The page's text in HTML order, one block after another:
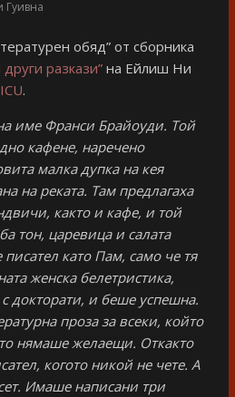
обяд” от сборника
разкази”на Ейлиш Ни
ICU.
име Франси Брайоуди. Той
кафене, наречено
малка дупка на кея
на реката. Там предлагаха
както и кафе, и той
тон, царевица и салата
като Пам, само че тя
женска белетристика,
докторати, и беше успешна.
проза за всеки, който
нямаше желаещи. Откакто
когото никой не чете. А
Имаше написани три